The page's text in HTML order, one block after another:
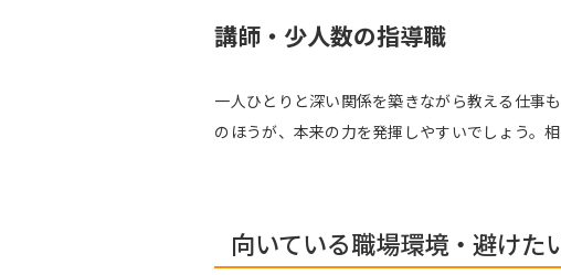
講師・少人数の指導職
一人ひとりと深い関係を築きながら教える仕事
のほうが、本来の力を発揮しやすいでしょう。
向いている職場環境・避けた